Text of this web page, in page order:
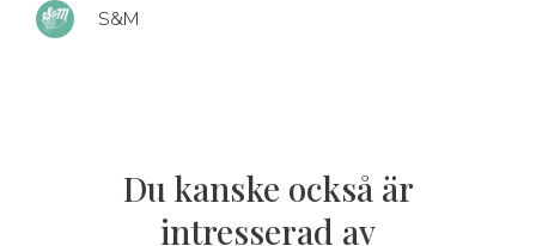
S&M
Du kanske också är
intresserad av